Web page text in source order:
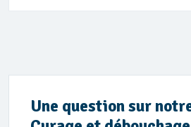
Une question sur